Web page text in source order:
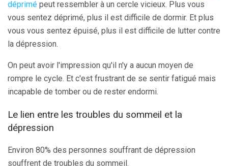
déprimé peut ressembler à un cercle vicieux. Plus vous
vous sentez déprimé, plus il est difficile de dormir. Et plus
vous vous sentez épuisé, plus il est difficile de lutter contre
la dépression.
On peut avoir l'impression qu'il n'y a aucun moyen de
rompre le cycle. Et c'est frustrant de se sentir fatigué mais
incapable de tomber ou de rester endormi.
Le lien entre les troubles du sommeil et la
dépression
Environ 80% des personnes souffrant de dépression
souffrent de troubles du sommeil.